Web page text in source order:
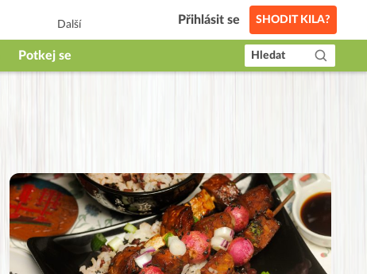
Další Přihlásit se SHODIT KILA?
Potkej se Hledat